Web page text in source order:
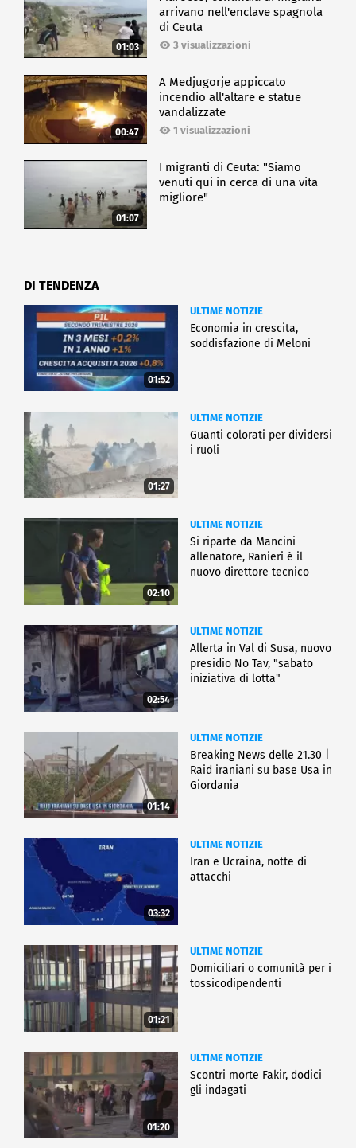
01:03
arrivano nell'enclave spagnola
di Ceuta
3 visualizzazioni
00:47
A Medjugorje appiccato
incendio all'altare e statue
vandalizzate
1 visualizzazioni
01:07
I migranti di Ceuta: "Siamo
venuti qui in cerca di una vita
migliore"
DI TENDENZA
01:52
ULTIME NOTIZIE
Economia in crescita,
soddisfazione di Meloni
01:27
ULTIME NOTIZIE
Guanti colorati per dividersi
i ruoli
02:10
ULTIME NOTIZIE
Si riparte da Mancini
allenatore, Ranieri è il
nuovo direttore tecnico
02:54
ULTIME NOTIZIE
Allerta in Val di Susa, nuovo
presidio No Tav, "sabato
iniziativa di lotta"
01:14
ULTIME NOTIZIE
Breaking News delle 21.30 |
Raid iraniani su base Usa in
Giordania
03:32
ULTIME NOTIZIE
Iran e Ucraina, notte di
attacchi
01:21
ULTIME NOTIZIE
Domiciliari o comunità per i
tossicodipendenti
01:20
ULTIME NOTIZIE
Scontri morte Fakir, dodici
gli indagati